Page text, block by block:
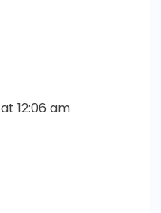
12:06 am